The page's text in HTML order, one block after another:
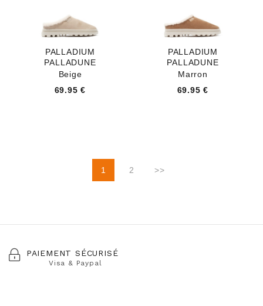
PALLADIUM
PALLADUNE
Beige
69.95 €
PALLADIUM
PALLADUNE
Marron
69.95 €
1 2 >>
PAIEMENT SÉCURISÉ
Visa & Paypal